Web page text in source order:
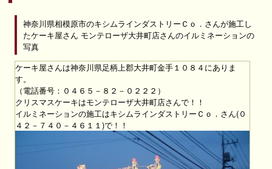
神奈川県相模原市のキシムラインダストリーＣｏ．さんが施工し
たケーキ屋さん モンテローザ大井町店さんのイルミネーションの
写真
ケーキ屋さんは神奈川県足柄上郡大井町金手１０８４にありま
す。
（電話番号：０４６５－８２－０２２２）
クリスマスケーキはモンテローザ大井町店さんで！！
イルミネーションの施工はキシムラインダストリーＣｏ．さん(０
４２－７４０－４６１１)で！！